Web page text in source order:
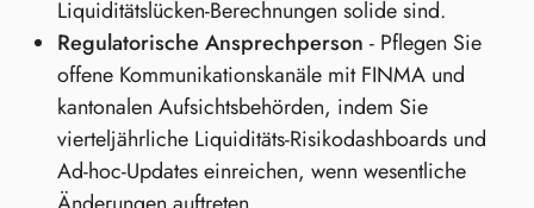
Liquiditätslücken‑Berechnungen solide sind.
Regulatorische Ansprechperson - Pflegen Sie
offene Kommunikationskanäle mit FINMA und
kantonalen Aufsichtsbehörden, indem Sie
vierteljährliche Liquiditäts‑Risikodashboards und
Ad‑hoc‑Updates einreichen, wenn wesentliche